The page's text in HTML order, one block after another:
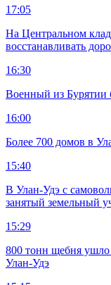
17:05
На Центральном
восстанавливать
16:30
Военный из Бурятии
16:00
Более 700 домов в
15:40
В Улан-Удэ с
занятый земельный
15:29
800 тонн щебня ушло
Улан-Удэ